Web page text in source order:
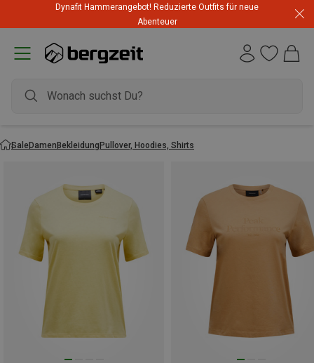
Dynafit Hammerangebot! Reduzierte Outfits für neue
Abenteuer
SaleDamenBekleidungPullover, Hoodies, Shirts